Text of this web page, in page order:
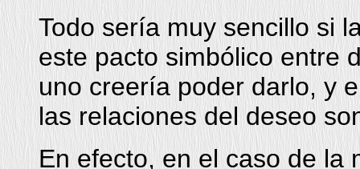
Todo sería muy sencillo si
este pacto simbólico entre
uno creería poder darlo, y
las relaciones del deseo
En efecto, en el caso de la